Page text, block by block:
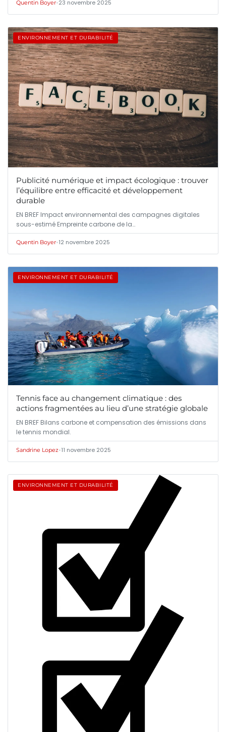
Quentin Boyer•23 novembre 2025
ENVIRONNEMENT ET DURABILITÉ
Publicité numérique et impact écologique : trouver
l’équilibre entre efficacité et développement
durable
EN BREF Impact environnemental des campagnes digitales
sous-estimé Empreinte carbone de la…
Quentin Boyer•12 novembre 2025
ENVIRONNEMENT ET DURABILITÉ
Tennis face au changement climatique : des
actions fragmentées au lieu d’une stratégie globale
EN BREF Bilans carbone et compensation des émissions dans
le tennis mondial.
Sandrine Lopez•11 novembre 2025
ENVIRONNEMENT ET DURABILITÉ